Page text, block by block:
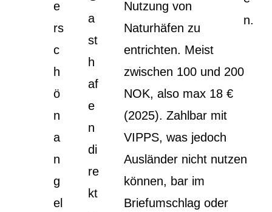
n.
e
rs
c
h
ö
n
a
n
g
el
a
st
h
af
e
n
di
re
kt
Nutzung von
Naturhäfen zu
entrichten. Meist
zwischen 100 und 200
NOK, also max 18 €
(2025). Zahlbar mit
VIPPS, was jedoch
Ausländer nicht nutzen
können, bar im
Briefumschlag oder